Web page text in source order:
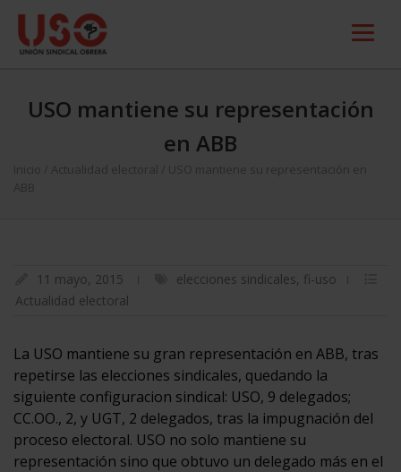
USO mantiene su representación
en ABB
Inicio Actualidad electoral
USO mantiene su representación en
ABB
11 mayo, 2015 elecciones sindicales, fi-uso
Actualidad electoral
La USO mantiene su gran representación en ABB, tras
repetirse las elecciones sindicales, quedando la
siguiente configuracion sindical: USO, 9 delegados;
CC.OO., 2, y UGT, 2 delegados, tras la impugnación del
proceso electoral. USO no solo mantiene su
representación sino que obtuvo un delegado más en el